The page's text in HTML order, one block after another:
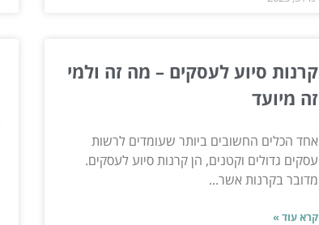
קרנות סיוע לעסקים – מה זה ולמי
זה מיועד
אחד הכלים החשובים ביותר שעומדים לרשות
עסקים גדולים וקטנים, הן קרנות סיוע לעסקים.
מדובר בקרנות אשר...
קרא עוד »